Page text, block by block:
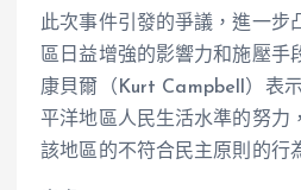
此次事件引發的爭議，進一步
區日益增強的影響力和施壓手
康貝爾（Kurt Campbell）表
平洋地區人民生活水準的努力
該地區的不符合民主原則的行